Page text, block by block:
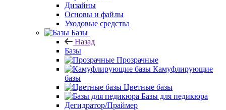
Дизайны
Основы и файлы
Уходовые средства
Базы
Назад
Базы
Прозрачные
Камуфлирующие
базы
Цветные базы
Базы для педикюра
Дегидратор/Праймер